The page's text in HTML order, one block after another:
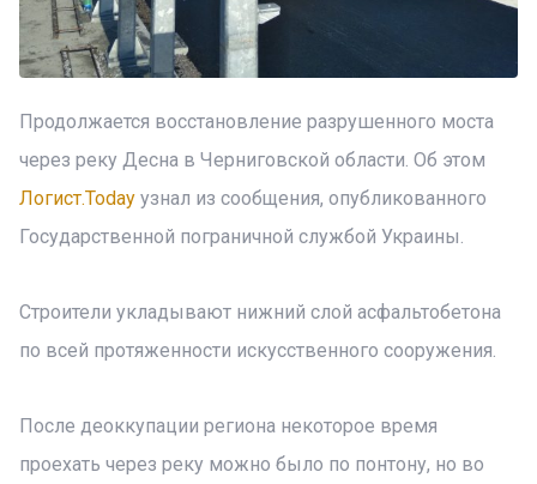
Продолжается восстановление разрушенного моста
через реку Десна в Черниговской области. Об этом
Логист.Today узнал из сообщения, опубликованного
Государственной пограничной службой Украины.
Строители укладывают нижний слой асфальтобетона
по всей протяженности искусственного сооружения.
После деоккупации региона некоторое время
проехать через реку можно было по понтону, но во